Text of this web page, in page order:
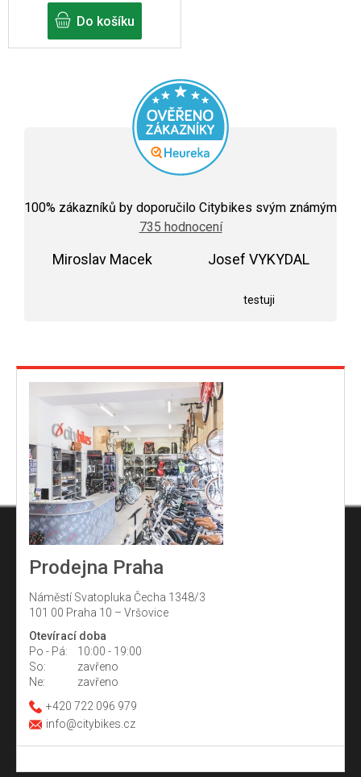
Do košíku
hodnocení
obchodu
je
100% zákazníků by doporučilo Citybikes svým známým
735 hodnocení
Miroslav Macek Josef VYKYDAL
testuji
Prodejna Praha
Náměstí Svatopluka Čecha 1348/3
101 00 Praha 10 – Vršovice
Otevírací doba
Po - Pá:
10:00 - 19:00
So:
zavřeno
Ne:
zavřeno
+420 722 096 979
info@citybikes.cz